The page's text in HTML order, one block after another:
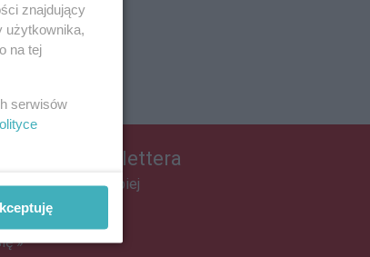
się do newslettera
grona ludzi najlepiej
»
znajdujący
użytkownika,
na tej
serwisów